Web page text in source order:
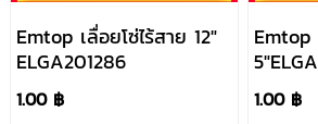
Emtop เลื่อยโซ่ไร้สาย 12"
ELGA201286
1.00 ฿
Emtop
1.00 ฿